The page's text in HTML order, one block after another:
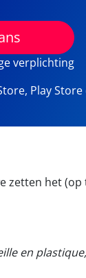
verplichting
Play
zetten het (op
en plastique,